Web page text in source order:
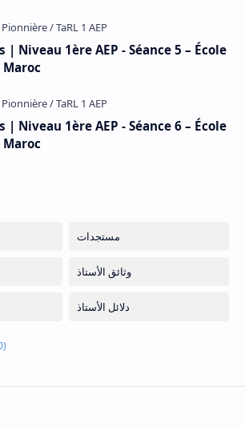
| Niveau 1ère AEP - Séance 5 – École
| Niveau 1ère AEP - Séance 6 – École